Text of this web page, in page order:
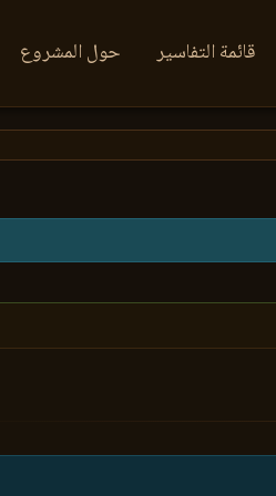
قائمة التفاسير حول المشروع